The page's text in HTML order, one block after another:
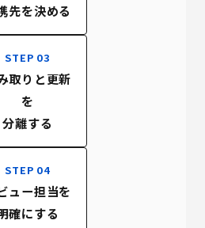
先を決める
STEP 03
取りと更新
を
分離する
STEP 04
ュー担当を
確にする